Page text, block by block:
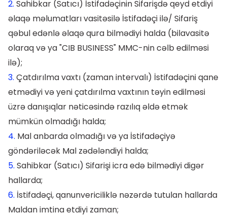
2. Sahibkar (Satıcı) İstifadəçinin Sifarişdə qeyd etdiyi
əlaqə məlumatları vasitəsilə İstifadəçi ilə/ Sifariş
qəbul edənlə əlaqə qura bilmədiyi halda (bilavasitə
olaraq və ya "CIB BUSINESS" MMC-nin cəlb edilməsi
ilə);
3. Çatdırılma vaxtı (zaman intervalı) İstifadəçini qane
etmədiyi və yeni çatdırılma vaxtının təyin edilməsi
üzrə danışıqlar nəticəsində razılıq əldə etmək
mümkün olmadığı halda;
4. Mal anbarda olmadığı və ya İstifadəçiyə
göndəriləcək Mal zədələndiyi halda;
5. Sahibkar (Satıcı) Sifarişi icra edə bilmədiyi digər
hallarda;
6. İstifadəçi, qanunvericiliklə nəzərdə tutulan hallarda
Maldan imtina etdiyi zaman;